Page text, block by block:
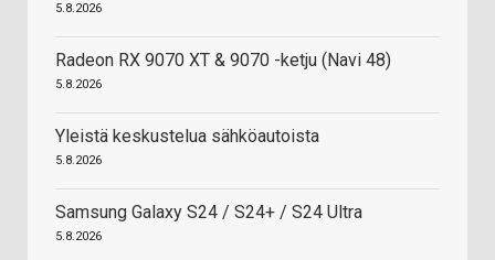
5.8.2026
Radeon RX 9070 XT & 9070 -ketju (Navi 48)
5.8.2026
Yleistä keskustelua sähköautoista
5.8.2026
Samsung Galaxy S24 / S24+ / S24 Ultra
5.8.2026